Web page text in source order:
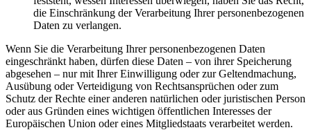
die Einschränkung der Verarbeitung Ihrer personenbezogenen
Daten zu verlangen.
Wenn Sie die Verarbeitung Ihrer personenbezogenen Daten
eingeschränkt haben, dürfen diese Daten – von ihrer Speicherung
abgesehen – nur mit Ihrer Einwilligung oder zur Geltendmachung,
Ausübung oder Verteidigung von Rechtsansprüchen oder zum
Schutz der Rechte einer anderen natürlichen oder juristischen Person
oder aus Gründen eines wichtigen öffentlichen Interesses der
Europäischen Union oder eines Mitgliedstaats verarbeitet werden.